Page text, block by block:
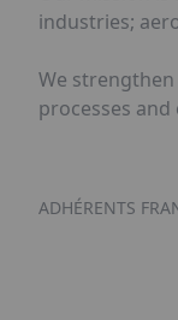
industries;
We
processes
ADHÉRENTS